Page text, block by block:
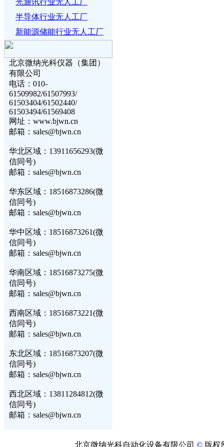
光通讯行业无人工厂
半导体行业无人工厂
新能源储能行业无人工厂
北京微纳光科仪器（集团）
有限公司
电话：010-
61509982/61507993/
61503404/61502440/
61503494/61569408
网址：www.bjwn.cn
邮箱：sales@bjwn.cn
华北区域：13911656293(微
信同号)
邮箱：sales@bjwn.cn
华东区域：18516873286(微
信同号)
邮箱：sales@bjwn.cn
华中区域：18516873261(微
信同号)
邮箱：sales@bjwn.cn
华南区域：18516873275(微
信同号)
邮箱：sales@bjwn.cn
西南区域：18516873221(微
信同号)
邮箱：sales@bjwn.cn
东北区域：18516873207(微
信同号)
邮箱：sales@bjwn.cn
西北区域：13811284812(微
信同号)
邮箱：sales@bjwn.cn
北京微纳光科自动化设备有限公司 © 版权